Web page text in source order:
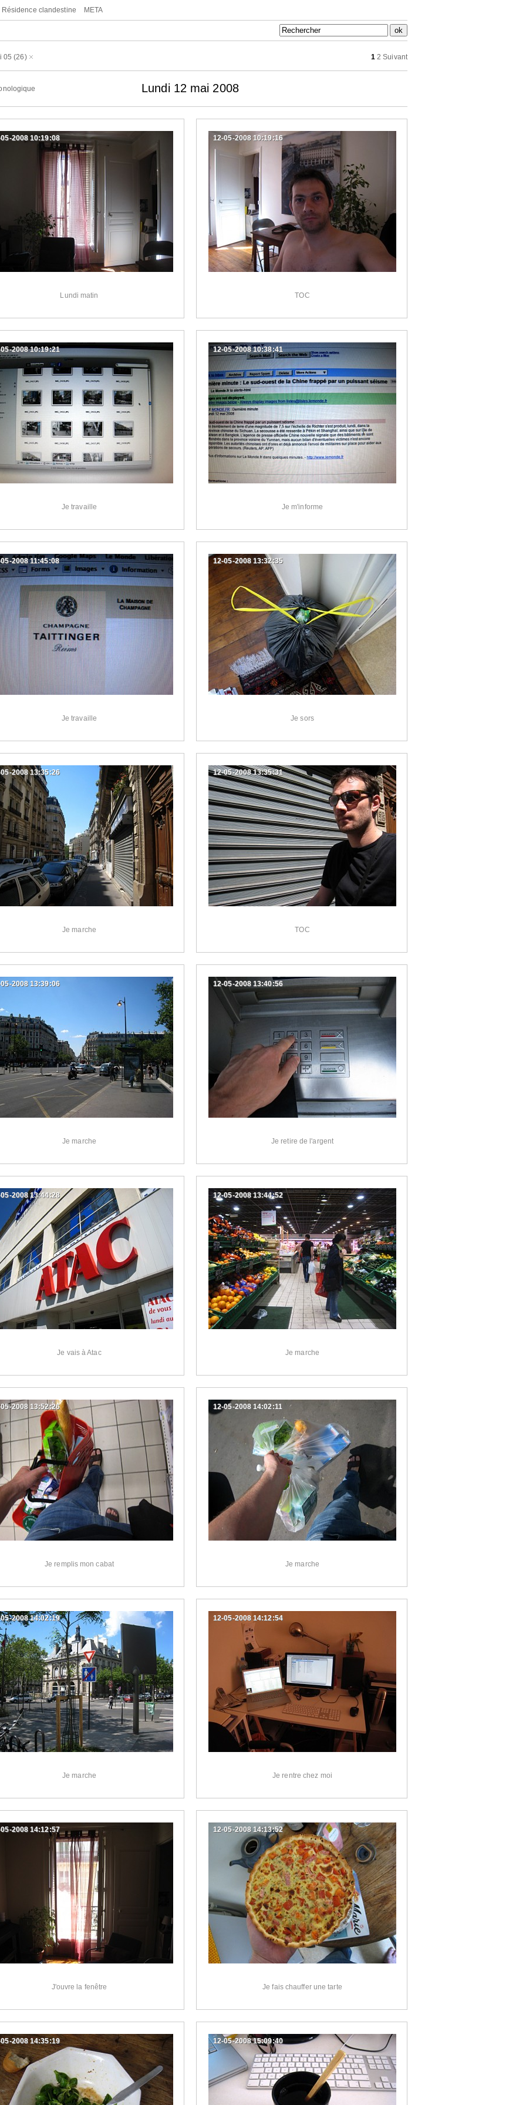
Résidence clandestine META
05 (26) 1 2 Suivant
Lundi 12 mai 2008
Lundi matin
2008 10:19:08
TOC
12-05-2008 10:19:16
Je travaille
2008 10:19:21
Je m'informe
12-05-2008 10:38:41
Je travaille
2008 11:45:08
Je sors
12-05-2008 13:32:35
Je marche
2008 13:35:26
TOC
12-05-2008 13:35:31
Je marche
2008 13:39:06
Je retire de l'argent
12-05-2008 13:40:56
Je vais à Atac
2008 13:44:28
Je marche
12-05-2008 13:44:52
Je remplis mon cabat
2008 13:52:26
Je marche
12-05-2008 14:02:11
Je marche
2008 14:02:19
Je rentre chez moi
12-05-2008 14:12:54
J'ouvre la fenêtre
2008 14:12:57
Je fais chauffer une tarte
12-05-2008 14:13:52
2008 14:35:19 12-05-2008 15:09:40